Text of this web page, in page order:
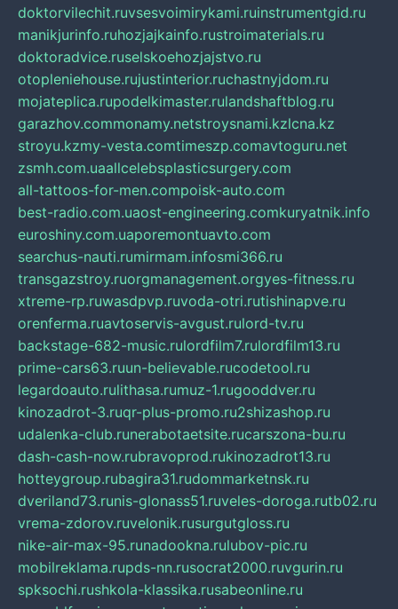
doktorvilechit.ruvsesvoimirykami.ruinstrumentgid.ru
manikjurinfo.ruhozjajkainfo.rustroimaterials.ru
doktoradvice.ruselskoehozjajstvo.ru
otopleniehouse.rujustinterior.ruchastnyjdom.ru
mojateplica.rupodelkimaster.rulandshaftblog.ru
garazhov.commonamy.netstroysnami.kzlcna.kz
stroyu.kzmy-vesta.comtimeszp.comavtoguru.net
zsmh.com.uaallcelebsplasticsurgery.com
all-tattoos-for-men.compoisk-auto.com
best-radio.com.uaost-engineering.comkuryatnik.info
euroshiny.com.uaporemontuavto.com
searchus-nauti.rumirmam.infosmi366.ru
transgazstroy.ruorgmanagement.orgyes-fitness.ru
xtreme-rp.ruwasdpvp.ruvoda-otri.rutishinapve.ru
orenferma.ruavtoservis-avgust.rulord-tv.ru
backstage-682-music.rulordfilm7.rulordfilm13.ru
prime-cars63.ruun-believable.rucodetool.ru
legardoauto.rulithasa.rumuz-1.rugooddver.ru
kinozadrot-3.ruqr-plus-promo.ru2shizashop.ru
udalenka-club.runerabotaetsite.rucarszona-bu.ru
dash-cash-now.rubravoprod.rukinozadrot13.ru
hotteygroup.rubagira31.rudommarketnsk.ru
dveriland73.runis-glonass51.ruveles-doroga.rutb02.ru
vrema-zdorov.ruvelonik.rusurgutgloss.ru
nike-air-max-95.runadookna.rulubov-pic.ru
mobilreklama.rupds-nn.rusocrat2000.ruvgurin.ru
spksochi.rushkola-klassika.rusabeonline.ru